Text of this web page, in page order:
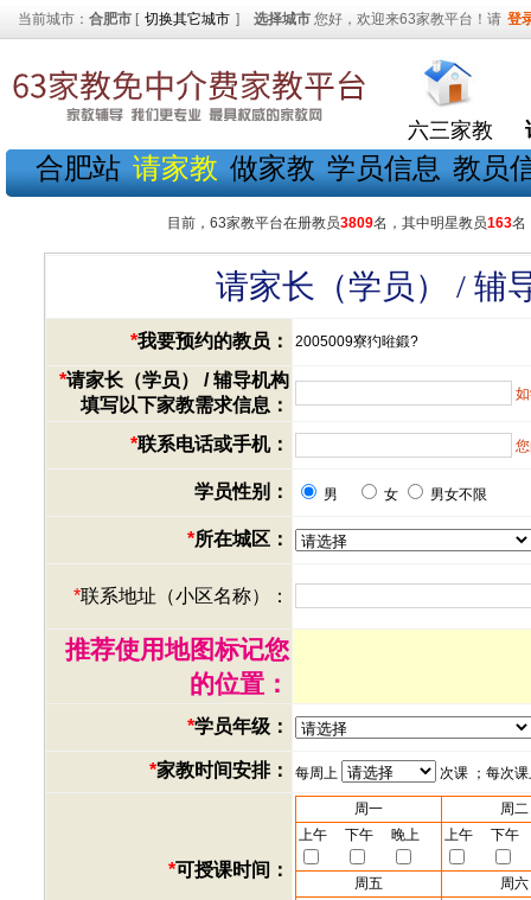
当前城市： 合肥市 [ 切换其它城市 ] 选择城市 您好，欢迎来63家教平台！请 登
六三家教
合肥站 请家教 做家教 学员信息 教员
目前，63家教平台在册教员3809名，其中明星教员163名
请家长（学员） / 辅
*我要预约的教员： 2005009寮犳暀鍛?
*请家长（学员） / 辅导机构
填写以下家教需求信息：
*联系电话或手机：
学员性别： 男 女 男女不限
*所在城区：
*联系地址（小区名称）：
推荐使用地图标记您
的位置：
*学员年级：
*家教时间安排： 每周上 次课 ；每次
*可授课时间：
周一
周二
上午
下午 晚上 上午 下午
周五
周六